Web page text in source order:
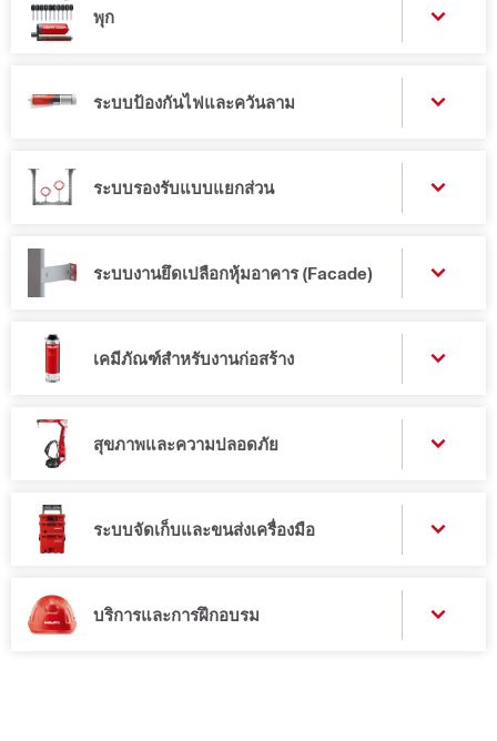
พุก
ระบบป้องกันไฟและควันลาม
ระบบรองรับแบบแยกส่วน
ระบบงานยึดเปลือกหุ้มอาคาร (Facade)
เคมีภัณฑ์สำหรับงานก่อสร้าง
สุขภาพและความปลอดภัย
ระบบจัดเก็บและขนส่งเครื่องมือ
บริการและการฝึกอบรม